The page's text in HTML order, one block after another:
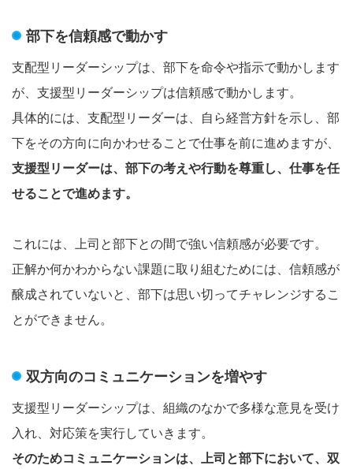
部下を信頼感で動かす
支配型リーダーシップは、部下を命令や指示で動かします
が、支援型リーダーシップは信頼感で動かします。
具体的には、支配型リーダーは、自ら経営方針を示し、部
下をその方向に向かわせることで仕事を前に進めますが、
支援型リーダーは、部下の考えや行動を尊重し、仕事を任
せることで進めます。
これには、上司と部下との間で強い信頼感が必要です。
正解か何かわからない課題に取り組むためには、信頼感が
醸成されていないと、部下は思い切ってチャレンジするこ
とができません。
双方向のコミュニケーションを増やす
支援型リーダーシップは、組織のなかで多様な意見を受け
入れ、対応策を実行していきます。
そのためコミュニケーションは、上司と部下において、双